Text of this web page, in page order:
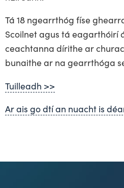
Tá 18 ngearrthóg físe
Scoilnet agus tá eagarthóirí
ceachtanna dírithe ar
bunaithe ar na gearrthóga
Tuilleadh >>
Ar ais go dtí an nuacht is